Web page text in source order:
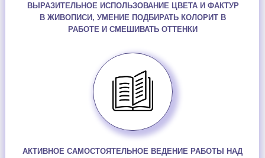
ВЫРАЗИТЕЛЬНОЕ ИСПОЛЬЗОВАНИЕ ЦВЕТА И ФАКТУР
В ЖИВОПИСИ, УМЕНИЕ ПОДБИРАТЬ КОЛОРИТ В
РАБОТЕ И СМЕШИВАТЬ ОТТЕНКИ
АКТИВНОЕ САМОСТОЯТЕЛЬНОЕ ВЕДЕНИЕ РАБОТЫ НАД